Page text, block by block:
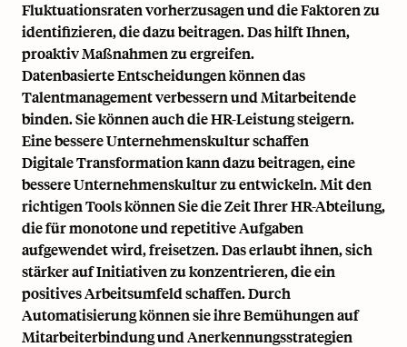
Fluktuationsraten vorherzusagen und die Faktoren zu
identifizieren, die dazu beitragen. Das hilft Ihnen,
proaktiv Maßnahmen zu ergreifen.
Datenbasierte Entscheidungen können das
Talentmanagement verbessern und Mitarbeitende
binden. Sie können auch die HR-Leistung steigern.
Eine bessere Unternehmenskultur schaffen
Digitale Transformation kann dazu beitragen, eine
bessere Unternehmenskultur zu entwickeln. Mit den
richtigen Tools können Sie die Zeit Ihrer HR-Abteilung,
die für monotone und repetitive Aufgaben
aufgewendet wird, freisetzen. Das erlaubt ihnen, sich
stärker auf Initiativen zu konzentrieren, die ein
positives Arbeitsumfeld schaffen. Durch
Automatisierung können sie ihre Bemühungen auf
Mitarbeiterbindung und Anerkennungsstrategien